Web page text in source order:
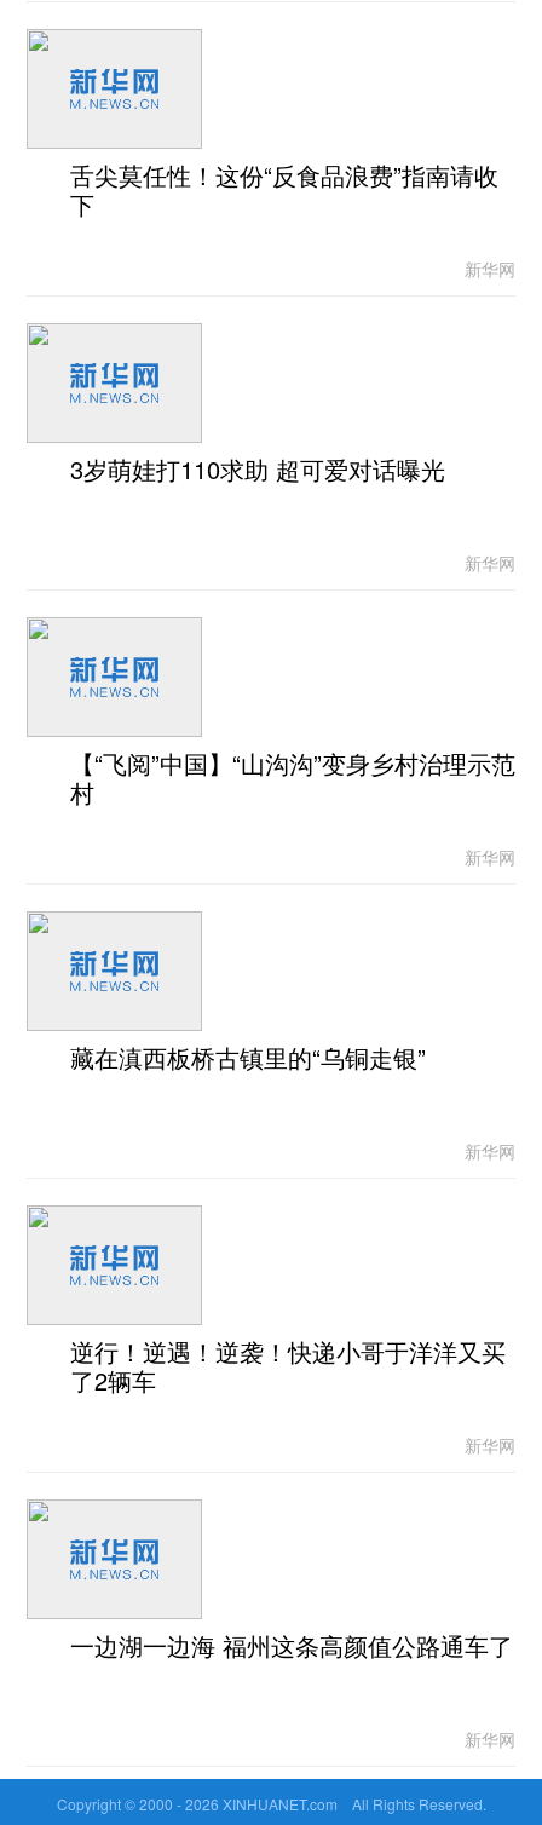
舌尖莫任性！这份“反食品浪费”指南请收
下
新华网
3岁萌娃打110求助 超可爱对话曝光
新华网
【“飞阅”中国】“山沟沟”变身乡村治理示范
村
新华网
藏在滇西板桥古镇里的“乌铜走银”
新华网
逆行！逆遇！逆袭！快递小哥于洋洋又买
了2辆车
新华网
一边湖一边海 福州这条高颜值公路通车了
新华网
Copyright © 2000 -2026 XINHUANET.com All Rights Reserved.